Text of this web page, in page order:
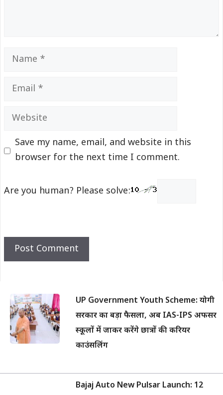
Name
Email
Website
Save my name, email, and website in this
browser for the next time I comment.
Are you human? Please solve:
UP Government Youth Scheme: योगी
सरकार का बड़ा फैसला, अब IAS-IPS अफसर
स्कूलों में जाकर करेंगे छात्रों की करियर
काउंसलिंग
Bajaj Auto New Pulsar Launch: 12